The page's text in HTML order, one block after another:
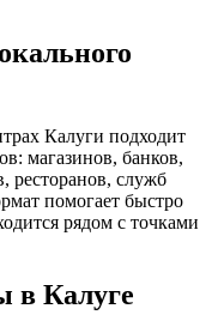
Калуги подходит
магазинов, банков,
ресторанов, служб
помогает быстро
рядом с точками
в Калуге